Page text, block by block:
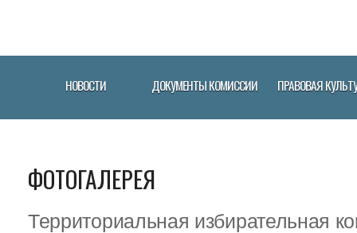
НОВОСТИ ДОКУМЕНТЫ КОМИССИИ ПРАВОВАЯ
ФОТОГАЛЕРЕЯ
Территориальная избирательная